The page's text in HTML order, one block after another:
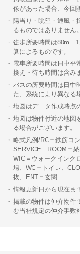
像があった場合、今回
陽当り・眺望・通風・
るものではありません。
徒歩所要時間は80m＝
算によるものです。
電車所要時間は日中平
換え・待ち時間は含み
バスの所要時間は日中
た、系統により異なる
地図はデータ作成時点
地図は物件付近の地図
る場合がございます。
略式凡例/RC＝鉄筋コ
SERVICE ROOM＝納
WIC＝ウォークインク
場、WC＝トイレ、
抜、ENT＝玄関
情報更新日から現在ま
掲載の物件は仲介物件
む当社規定の仲介手数